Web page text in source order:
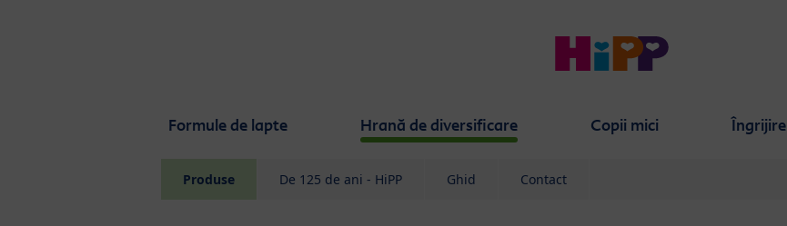
Formule de lapte Hrană de diversificare Copii mici Îngrijire
Produse De 125 de ani - HiPP Ghid Contact